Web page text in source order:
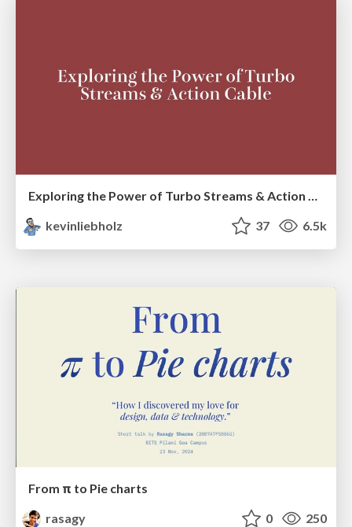
Exploring the Power of Turbo Streams & Action Cable | RailsConf2023
kevinliebholz
37 6.5k
From π to Pie charts
rasagy
0 250